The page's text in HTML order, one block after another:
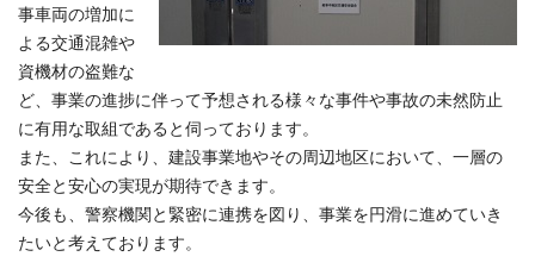
事車両の増加に
よる交通混雑や
資機材の盗難な
ど、事業の進捗に伴って予想される様々な事件や事故の未然防止
に有用な取組であると伺っております。
また、これにより、建設事業地やその周辺地区において、一層の
安全と安心の実現が期待できます。
今後も、警察機関と緊密に連携を図り、事業を円滑に進めていき
たいと考えております。